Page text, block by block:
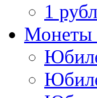
1
Монеты